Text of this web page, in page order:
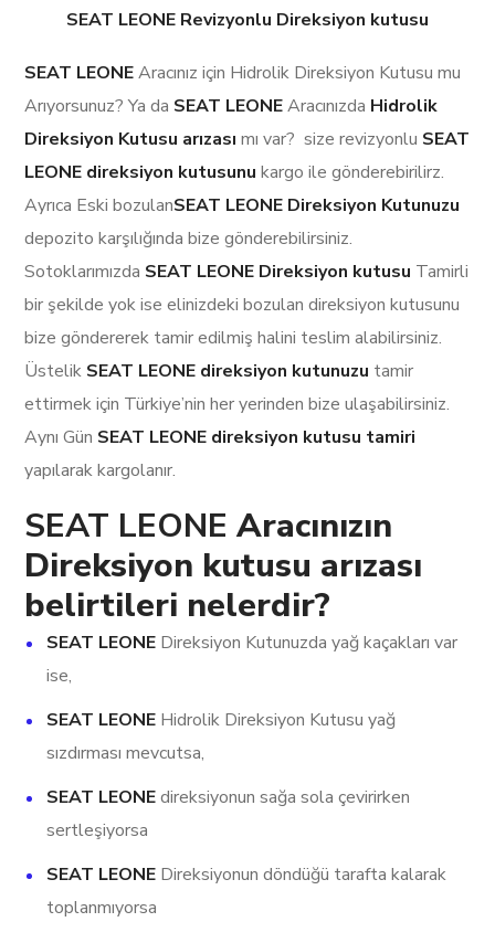
SEAT LEONE Revizyonlu Direksiyon kutusu
SEAT LEONEAracınız için Hidrolik Direksiyon Kutusu mu
Arıyorsunuz? Ya da SEAT LEONEAracınızda Hidrolik
Direksiyon Kutusu arızası mı var? size revizyonlu SEAT
LEONE direksiyon kutusunu kargo ile gönderebirilirz.
Ayrıca Eski bozulanSEAT LEONE Direksiyon Kutunuzu
depozito karşılığında bize gönderebilirsiniz.
Sotoklarımızda SEAT LEONE Direksiyon kutusu Tamirli
bir şekilde yok ise elinizdeki bozulan direksiyon kutusunu
bize göndererek tamir edilmiş halini teslim alabilirsiniz.
Üstelik SEAT LEONE direksiyon kutunuzu tamir
ettirmek için Türkiye’nin her yerinden bize ulaşabilirsiniz.
Aynı Gün SEAT LEONE direksiyon kutusu tamiri
yapılarak kargolanır.
SEAT LEONEAracınızın
Direksiyon kutusu arızası
belirtileri nelerdir?
SEAT LEONE Direksiyon Kutunuzda yağ kaçakları var
ise,
SEAT LEONE Hidrolik Direksiyon Kutusu yağ
sızdırması mevcutsa,
SEAT LEONEdireksiyonun sağa sola çevirirken
sertleşiyorsa
SEAT LEONE Direksiyonun döndüğü tarafta kalarak
toplanmıyorsa